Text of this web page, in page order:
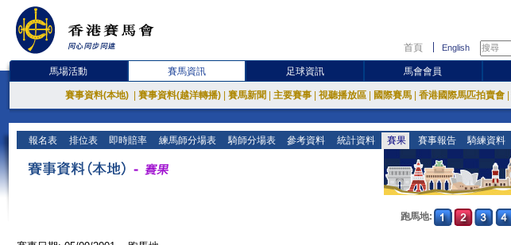
首頁 English
馬場活動 賽馬資訊 足球資訊 馬會會員
賽事資料(本地) 賽事資料(越洋轉播) 賽馬新聞 主要賽事 視聽播放區 國際賽馬 香港國際馬匹拍賣會
報名表 排位表 即時賠率 練馬師分場表 騎師分場表 參考資料 統計資料 賽果 賽事報告 騎練資料
跑馬地: